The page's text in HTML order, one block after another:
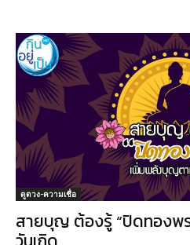
ดูดวง-ความเชื่อ
สายบุญ ต้องรู้ “ปิดทองพ